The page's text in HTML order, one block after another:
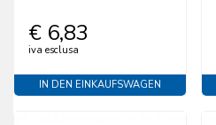
€ 6,83
iva esclusa
IN DEN EINKAUFSWAGEN